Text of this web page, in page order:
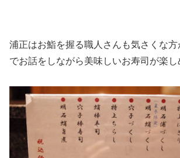
浦正はお鮨を握る職人さんも気さくな
でお話をしながら美味しいお寿司が楽し